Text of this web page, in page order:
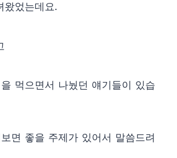
왔었는데요.
먹으면서 나눴던 얘기들이 있습
면 좋을 주제가 있어서 말씀드려